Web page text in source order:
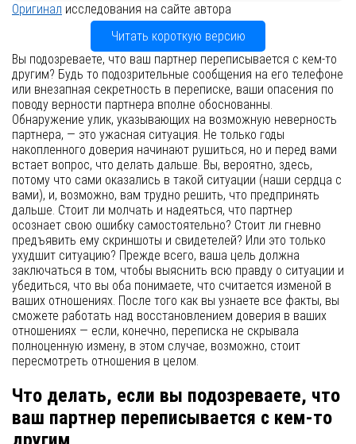
Оригинал исследования на сайте автора
Читать короткую версию
Вы подозреваете, что ваш партнер переписывается с кем-то
другим? Будь то подозрительные сообщения на его телефоне
или внезапная секретность в переписке, ваши опасения по
поводу верности партнера вполне обоснованны.
Обнаружение улик, указывающих на возможную неверность
партнера, — это ужасная ситуация. Не только годы
накопленного доверия начинают рушиться, но и перед вами
встает вопрос, что делать дальше. Вы, вероятно, здесь,
потому что сами оказались в такой ситуации (наши сердца с
вами), и, возможно, вам трудно решить, что предпринять
дальше. Стоит ли молчать и надеяться, что партнер
осознает свою ошибку самостоятельно? Стоит ли гневно
предъявить ему скриншоты и свидетелей? Или это только
ухудшит ситуацию? Прежде всего, ваша цель должна
заключаться в том, чтобы выяснить всю правду о ситуации и
убедиться, что вы оба понимаете, что считается изменой в
ваших отношениях. После того как вы узнаете все факты, вы
сможете работать над восстановлением доверия в ваших
отношениях — если, конечно, переписка не скрывала
полноценную измену, в этом случае, возможно, стоит
пересмотреть отношения в целом.
Что делать, если вы подозреваете, что
ваш партнер переписывается с кем-то